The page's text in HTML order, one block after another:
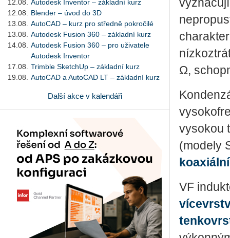
12.08.
Autodesk Inventor – základní kurz
12.08.
Blender – úvod do 3D
13.08.
AutoCAD – kurz pro středně pokročilé
13.08.
Autodesk Fusion 360 – základní kurz
14.08.
Autodesk Fusion 360 – pro uživatele
Autodesk Inventor
17.08.
Trimble SketchUp – základní kurz
19.08.
AutoCAD a AutoCAD LT – základní kurz
Další akce v kalendáři
Ω,
vysokou
(modely
VF